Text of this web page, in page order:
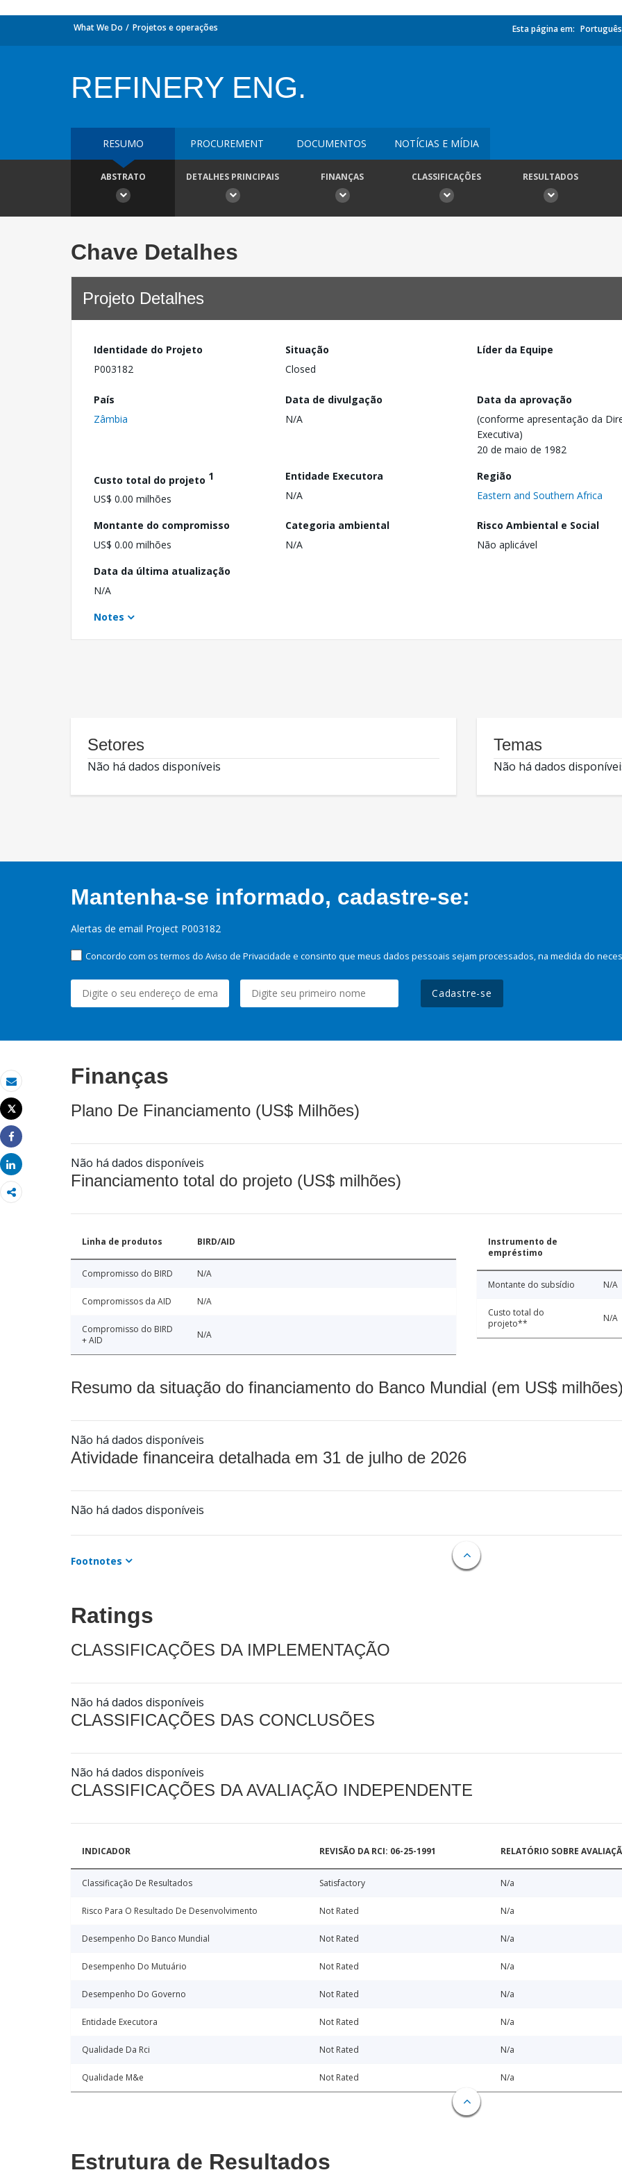
Email
Imprimir
Tweet
Share
Share
What We Do Projetos e operações Esta página em: Português
REFINERY ENG.
RESUMO PROCUREMENT DOCUMENTOS NOTÍCIAS E MÍDIA
ABSTRATO DETALHES PRINCIPAIS FINANÇAS CLASSIFICAÇÕES RESULTADOS
Chave Detalhes
Projeto Detalhes
Identidade do Projeto
P003182
Situação
Closed
Líder da Equipe
País
Zâmbia
Data de divulgação
N/A
Data da aprovação
(conforme apresentação da
Executiva)
20 de maio de 1982
Custo total do projeto 1
US$ 0.00 milhões
Entidade Executora
N/A
Região
Eastern and Southern Africa
Montante do compromisso
US$ 0.00 milhões
Categoria ambiental
N/A
Risco Ambiental e Social
Não aplicável
Data da última atualização
N/A
Notes
Setores
Não há dados disponíveis
Temas
Não há dados
Mantenha-se informado, cadastre-se:
Alertas de email Project P003182
Concordo com os termos do Aviso de Privacidade e consinto que meus dados pessoais sejam processados, na medida do
Cadastre-se
Finanças
Plano De Financiamento (US$ Milhões)
Não há dados disponíveis
Financiamento total do projeto (US$ milhões)
Linha de produtos BIRD/AID
Compromisso do BIRD N/A
Compromissos da AID N/A
Compromisso do BIRD
+ AID
N/A
Instrumento de
empréstimo
Montante do subsídio N/A
Custo total do
projeto**
N/A
Resumo da situação do financiamento do Banco Mundial (em US$
Não há dados disponíveis
Atividade financeira detalhada em 31 de julho de 2026
Não há dados disponíveis
Footnotes
Ratings
CLASSIFICAÇÕES DA IMPLEMENTAÇÃO
Não há dados disponíveis
CLASSIFICAÇÕES DAS CONCLUSÕES
Não há dados disponíveis
CLASSIFICAÇÕES DA AVALIAÇÃO INDEPENDENTE
INDICADOR REVISÃO DA RCI: 06-25-1991 RELATÓRIO SOBRE
Classificação De Resultados Satisfactory N/a
Risco Para O Resultado De Desenvolvimento Not Rated N/a
Desempenho Do Banco Mundial Not Rated N/a
Desempenho Do Mutuário Not Rated N/a
Desempenho Do Governo Not Rated N/a
Entidade Executora Not Rated N/a
Qualidade Da Rci Not Rated N/a
Qualidade M&e Not Rated N/a
Estrutura de Resultados